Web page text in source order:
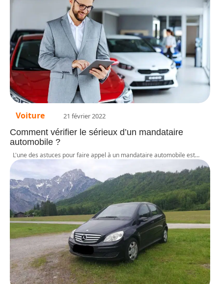
Voiture 21 février 2022
Comment vérifier le sérieux d’un mandataire
automobile ?
L'une des astuces pour faire appel à un mandataire automobile est…